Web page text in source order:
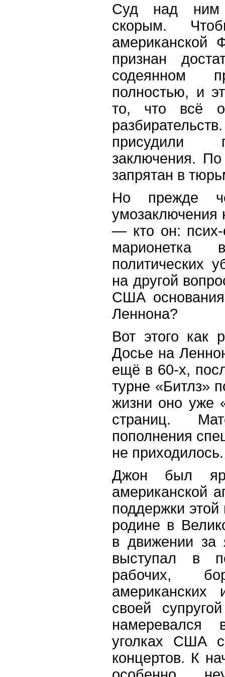
Суд над ним
скорым.
американской
признан
содеянном
полностью, и
то, что всё
присудили
заключения.
запрятан в
Но прежде
умозаключения
— кто он: псих-
марионетка
политических
на другой
США
Леннона?
Вот этого как
Досье на
ещё в 60-х,
турне «Битлз»
жизни оно уже
страниц.
пополнения
не приходилось.
Джон был
американской
поддержки
родине в
в движении за
выступал в
рабочих,
американских
своей
намеревался
уголках США с
концертов. К